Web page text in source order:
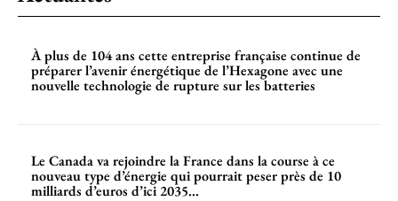
À plus de 104 ans cette entreprise française continue de
préparer l’avenir énergétique de l’Hexagone avec une
nouvelle technologie de rupture sur les batteries
Le Canada va rejoindre la France dans la course à ce
nouveau type d’énergie qui pourrait peser près de 10
milliards d’euros d’ici 2035...